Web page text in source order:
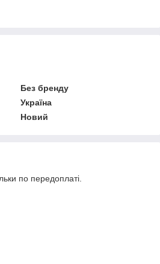
Без бренду
Україна
Новий
по передоплаті.